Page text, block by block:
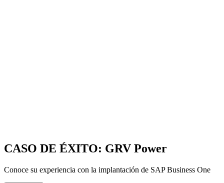
CASO DE ÉXITO: GRV Power
Conoce su experiencia con la implantación de SAP Business One